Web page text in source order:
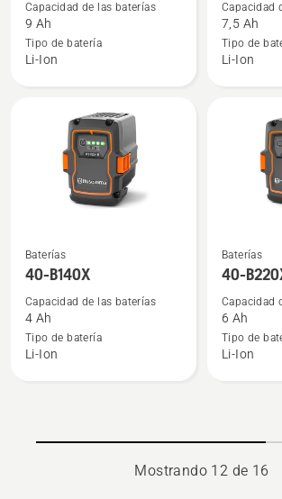
sobre
BLi300
Capacidad de las baterías
9 Ah
Tipo de batería
Li-Ion
sobre
BLi30
Capacidad
7,5 Ah
Tipo de
Li-Ion
Ver
más
sobre
40-
B140X
Baterías
40-B140X
Capacidad de las baterías
4 Ah
Tipo de batería
Li-Ion
Ver
más
sobre
40-
B220X
Baterías
40-
Capacidad
6 Ah
Tipo de
Li-Ion
Mostrando 12 de 16